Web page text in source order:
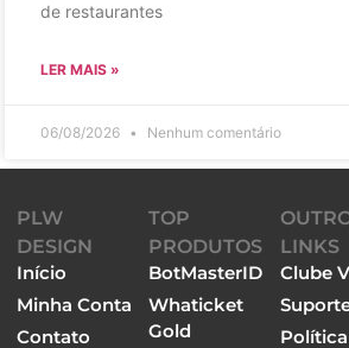
de restaurantes
LER MAIS »
06/08/2026 Nenhum comentário
PLW
DESIGN
Início
Minha Conta
Contato
TOP
PRODUTOS
BotMasterID
Whaticket
Gold
LINKS
Clube